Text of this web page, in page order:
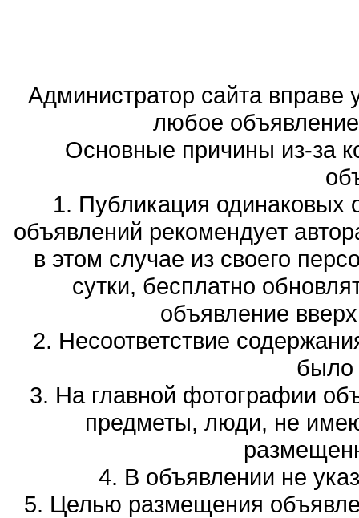
Администратор сайта вправе
любое
Основные причины из-за
1. Публикация одинаковых
объявлений рекомендует
в этом случае из своего
сутки, бесплатно
объявление
2. Несоответствие
было
3. На главной фотографии
предметы, люди, не
4. В объявлении не
5. Целью размещения